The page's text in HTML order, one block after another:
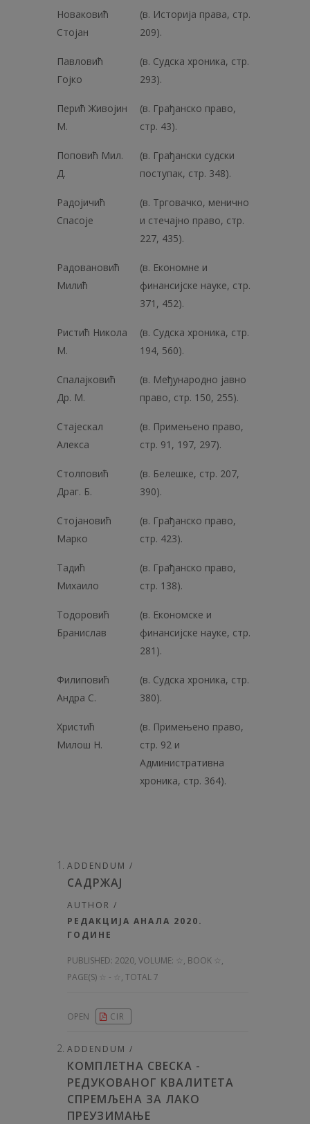
Новаковић
Стојан
(в. Историја права, стр.
209).
Павловић
Гојко
(в. Судска хроника, стр.
293).
Перић Живојин
М.
(в. Грађанско право,
стр. 43).
Поповић Мил.
Д.
(в. Грађански судски
поступак, стр. 348).
Радојичић
Спасоје
(в. Трговачко, менично
и стечајно право, стр.
227, 435).
Радовановић
Милић
(в. Економне и
финансијске науке, стр.
371, 452).
Ристић Никола
М.
(в. Судска хроника, стр.
194, 560).
Спалајковић
Др. М.
(в. Међународно јавно
право, стр. 150, 255).
Стајескал
Алекса
(в. Примењено право,
стр. 91, 197, 297).
Столповић
Драг. Б.
(в. Белешке, стр. 207,
390).
Стојановић
Марко
(в. Грађанско право,
стр. 423).
Тадић
Михаило
(в. Грађанско право,
стр. 138).
Тодоровић
Бранислав
(в. Економске и
финансијске науке, стр.
281).
Филиповић
Андра С.
(в. Судска хроника, стр.
380).
Христић
Милош Н.
(в. Примењено право,
стр. 92 и
Административна
хроника, стр. 364).
ADDENDUM /
САДРЖАЈ
AUTHOR /
РЕДАКЦИЈА АНАЛА 2020.
ГОДИНЕ
PUBLISHED: 2020, VOLUME: ☆ , BOOK ☆,
PAGE(S) ☆ - ☆, TOTAL 7
OPEN CIR
ADDENDUM /
КОМПЛЕТНА СВЕСКА -
РЕДУКОВАНОГ КВАЛИТЕТА
СПРЕМЉЕНА ЗА ЛАКО
ПРЕУЗИМАЊЕ